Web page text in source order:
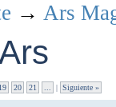
→ Ars
19 20 21 | Siguiente »